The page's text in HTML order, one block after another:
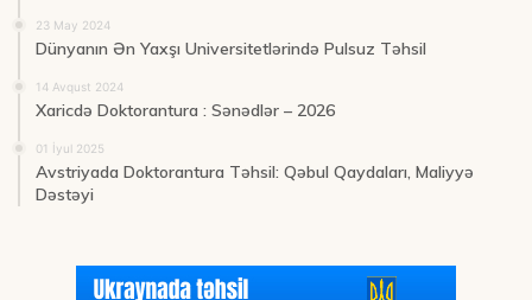
23 May 2024
Dünyanın Ən Yaxşı Universitetlərində Pulsuz Təhsil
14 Avqust 2024
Xaricdə Doktorantura : Sənədlər – 2026
01 İyul 2025
Avstriyada Doktorantura Təhsil: Qəbul Qaydaları, Maliyyə
Dəstəyi